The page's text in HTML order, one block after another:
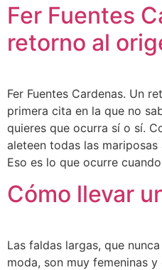
Fer Fuentes
retorno al
Fer Fuentes Cardenas. Un
primera cita en la que no
quieres que ocurra sí o sí.
aleteen todas las
Eso es lo que ocurre
Cómo llevar
Las faldas largas, que
moda, son muy femeninas